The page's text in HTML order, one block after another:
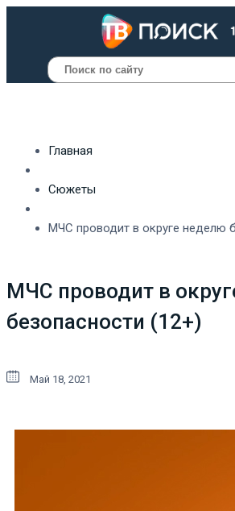
Поиск
Главная
Сюжеты
МЧС проводит в округе неделю
МЧС проводит в
безопасности (12+)
Май 18, 2021